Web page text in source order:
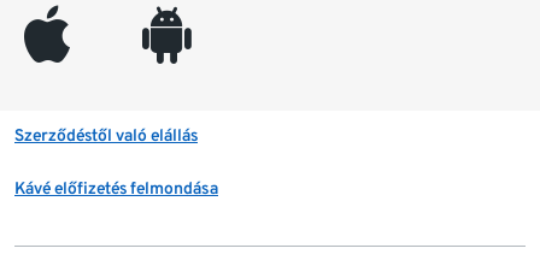
appleinc android
Szerződéstől való elállás
Kávé előfizetés felmondása